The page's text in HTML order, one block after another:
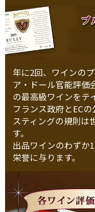
年に2回、ワインの
ア・ドール官能評価
の最高級ワインをテ
フランス政府とEC
スティングの規則は
す。
出品ワインのわずか
栄誉に与ります。